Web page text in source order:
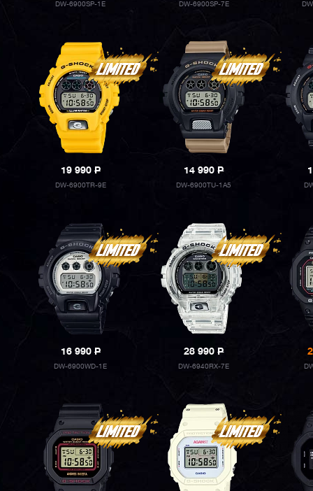
DW-6900SP-1E DW-6900SP-7E
19 990P
DW-6900TR-9E
14 990P
DW-6900TU-1A5
16 990P
DW-6900WD-1E
28 990P
DW-6940RX-7E